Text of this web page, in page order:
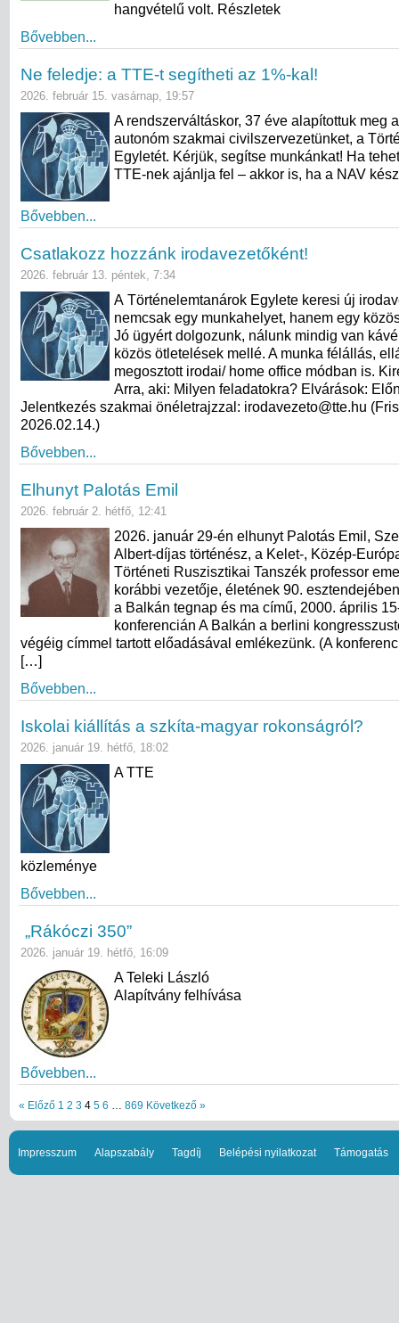
hangvételű volt. Részletek
Bővebben...
Ne feledje: a TTE-t segítheti az 1%-kal!
2026. február 15. vasárnap, 19:57
A rendszerváltáskor, 37 éve alapítottuk meg
autonóm szakmai civilszervezetünket, a
Egyletét. Kérjük, segítse munkánkat! Ha
TTE-nek ajánlja fel – akkor is, ha a NAV
Bővebben...
Csatlakozz hozzánk irodavezetőként!
2026. február 13. péntek, 7:34
A Történelemtanárok Egylete keresi új
nemcsak egy munkahelyet, hanem egy
Jó ügyért dolgozunk, nálunk mindig van
közös ötletelések mellé. A munka félállás,
megosztott irodai/ home office módban is.
Arra, aki: Milyen feladatokra? Elvárások:
Jelentkezés szakmai önéletrajzzal: irodavezeto@tte.hu
2026.02.14.)
Bővebben...
Elhunyt Palotás Emil
2026. február 2. hétfő, 12:41
2026. január 29-én elhunyt Palotás Emil,
Albert-díjas történész, a Kelet-, Közép-
Történeti Ruszisztikai Tanszék professor
korábbi vezetője, életének 90.
a Balkán tegnap és ma című, 2000. április
konferencián A Balkán a berlini
végéig címmel tartott előadásával emlékezünk. (A
[…]
Bővebben...
Iskolai kiállítás a szkíta-magyar rokonságról?
2026. január 19. hétfő, 18:02
A TTE
közleménye
Bővebben...
„Rákóczi 350”
2026. január 19. hétfő, 16:09
A Teleki László
Alapítvány felhívása
Bővebben...
« Előző 1 2 3 4 5 6 869 Következő »
Impresszum Alapszabály Tagdíj Belépési nyilatkozat Támogatás